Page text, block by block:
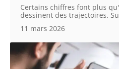
Certains chiffres font plus
dessinent des trajectoires.
11 mars 2026